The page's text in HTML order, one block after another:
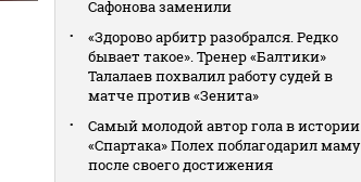
Сафонова заменили
«Здорово арбитр разобрался. Редко
бывает такое». Тренер «Балтики»
Талалаев похвалил работу судей в
матче против «Зенита»
Самый молодой автор гола в истории
«Спартака» Полех поблагодарил маму
после своего достижения